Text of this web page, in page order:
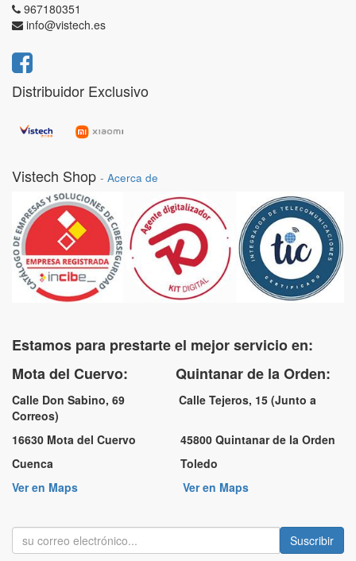
967180351
info@vistech.es
Distribuidor Exclusivo
Vistech Shop - Acerca de
Estamos para prestarte el mejor servicio en:
Mota del Cuervo: Quintanar de la Orden:
Calle Don Sabino, 69 Calle Tejeros, 15 (Junto a
Correos)
16630 Mota del Cuervo 45800 Quintanar de la Orden
Cuenca Toledo
Ver en Maps
Ver en Maps
Suscribir